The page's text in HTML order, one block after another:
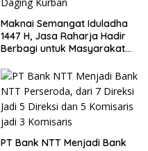
Maknai Semangat Iduladha
1447 H, Jasa Raharja Hadir
Berbagi untuk Masyarakat
Daging Kurban
PT Bank NTT Menjadi Bank